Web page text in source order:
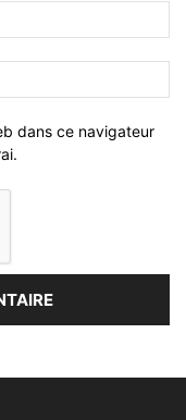
dans ce navigateur